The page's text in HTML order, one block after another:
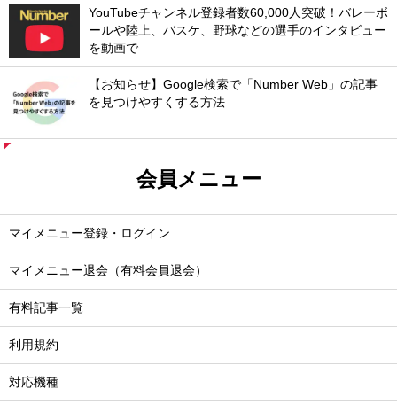
YouTubeチャンネル登録者数60,000人突破！バレーボ
ールや陸上、バスケ、野球などの選手のインタビュー
を動画で
【お知らせ】Google検索で「Number Web」の記事
を見つけやすくする方法
会員メニュー
マイメニュー登録・ログイン
マイメニュー退会（有料会員退会）
有料記事一覧
利用規約
対応機種